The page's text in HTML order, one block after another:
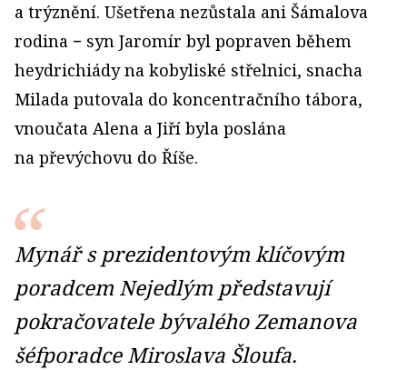
a trýznění. Ušetřena nezůstala ani Šámalova
rodina − syn Jaromír byl popraven během
heydrichiády na kobyliské střelnici, snacha
Milada putovala do koncentračního tábora,
vnoučata Alena a Jiří byla poslána
na převýchovu do Říše.
Mynář s prezidentovým klíčovým
poradcem Nejedlým představují
pokračovatele bývalého Zemanova
šéfporadce Miroslava Šloufa.